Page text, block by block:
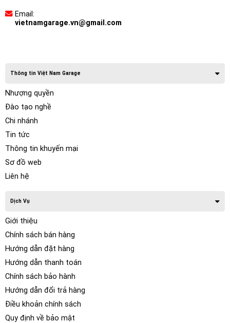
Email:
vietnamgarage.vn@gmail.com
Thông tin Việt Nam Garage
Nhượng quyền
Đào tạo nghề
Chi nhánh
Tin tức
Thông tin khuyến mại
Sơ đồ web
Liên hệ
Dịch Vụ
Giới thiệu
Chính sách bán hàng
Hướng dẫn đặt hàng
Hướng dẫn thanh toán
Chính sách bảo hành
Hướng dẫn đổi trả hàng
Điều khoản chính sách
Quy định về bảo mật